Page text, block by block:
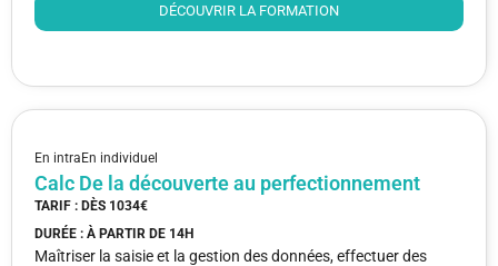
DÉCOUVRIR LA FORMATION
En intraEn individuel
Calc De la découverte au perfectionnement
TARIF : DÈS 1034€
DURÉE : À PARTIR DE 14H
Maîtriser la saisie et la gestion des données, effectuer des